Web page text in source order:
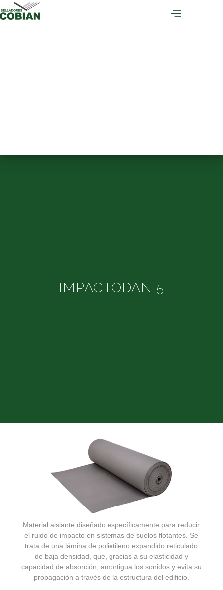
IMPACTODAN 5
Material aislante diseñado específicamente para reducir
el ruido de impacto en sistemas de suelos flotantes. Se
trata de una lámina de polietileno expandido reticulado
de baja densidad, que, gracias a su elasticidad y
capacidad de absorción, amortigua los sonidos y evita su
propagación a través de la estructura del edificio.